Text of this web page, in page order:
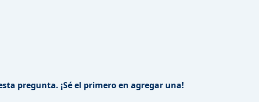
pregunta. ¡Sé el primero en agregar una!